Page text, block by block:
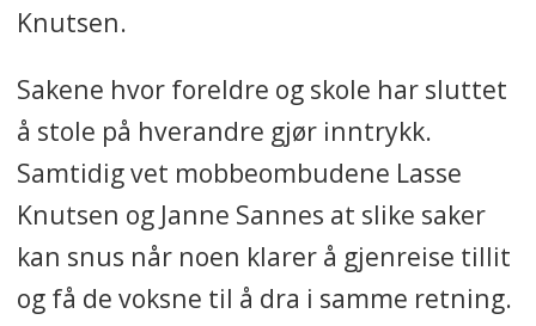
Knutsen.
Sakene hvor foreldre og skole har sluttet
å stole på hverandre gjør inntrykk.
Samtidig vet mobbeombudene Lasse
Knutsen og Janne Sannes at slike saker
kan snus når noen klarer å gjenreise tillit
og få de voksne til å dra i samme retning.